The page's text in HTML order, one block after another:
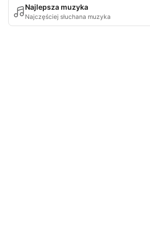
Najlepsza muzyka
Najczęściej słuchana muzyka